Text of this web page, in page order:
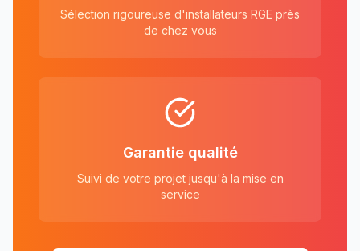
Sélection rigoureuse d'installateurs RGE près
de chez vous
Garantie qualité
Suivi de votre projet jusqu'à la mise en
service